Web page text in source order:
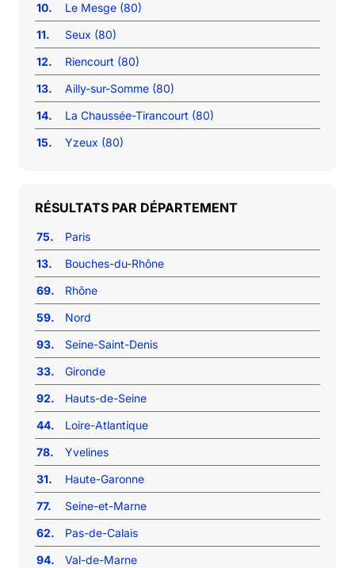
10.
Le Mesge (80)
11.
Seux (80)
12.
Riencourt (80)
13.
Ailly-sur-Somme (80)
14.
La Chaussée-Tirancourt (80)
15.
Yzeux (80)
RÉSULTATS PAR DÉPARTEMENT
75.
Paris
13.
Bouches-du-Rhône
69.
Rhône
59.
Nord
93.
Seine-Saint-Denis
33.
Gironde
92.
Hauts-de-Seine
44.
Loire-Atlantique
78.
Yvelines
31.
Haute-Garonne
77.
Seine-et-Marne
62.
Pas-de-Calais
94.
Val-de-Marne